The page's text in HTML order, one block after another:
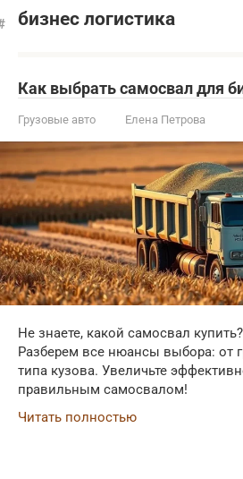
бизнес логистика
Как выбрать самосвал для
Грузовые авто Елена Петрова
Не знаете, какой самосвал
Разберем все нюансы выбора: от
типа кузова. Увеличьте
правильным самосвалом!
Читать полностью